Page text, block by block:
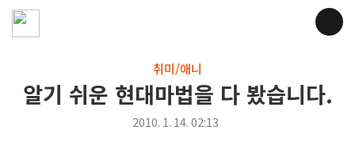
취미/애니
알기 쉬운 현대마법을 다 봤습니다.
2010. 1. 14. 02:13